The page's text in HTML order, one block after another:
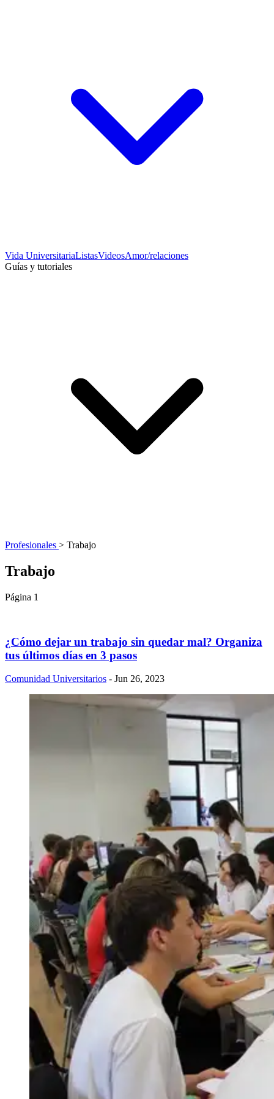
Vida UniversitariaListasVideosAmor/relaciones
Guías y tutoriales
Profesionales > Trabajo
Trabajo
Página 1
¿Cómo dejar un trabajo sin quedar mal? Organiza
tus últimos días en 3 pasos
Comunidad Universitarios - Jun 26, 2023